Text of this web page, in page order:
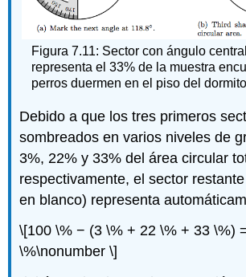
Figura 7.11: Sector con ángulo
representa el 33% de la muestra
perros duermen en el piso del
Debido a que los tres primeros
sombreados en varios niveles de
3%, 22% y 33% del área circular
respectivamente, el sector
en blanco) representa
\[100 \% − (3 \% + 22 \% + 33 \%)
\%\nonumber \]